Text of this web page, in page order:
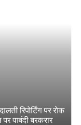
रिपोर्टिंग पर रोक
पाबंदी बरकरार